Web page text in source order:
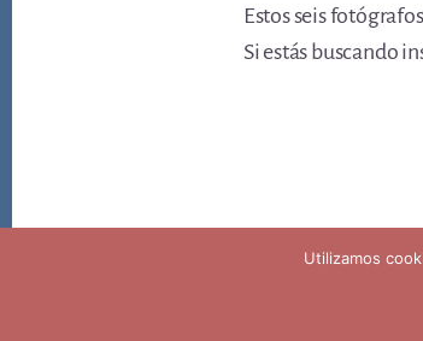
Estos seis
Si estás buscando
Aviso legal
Utilizamos